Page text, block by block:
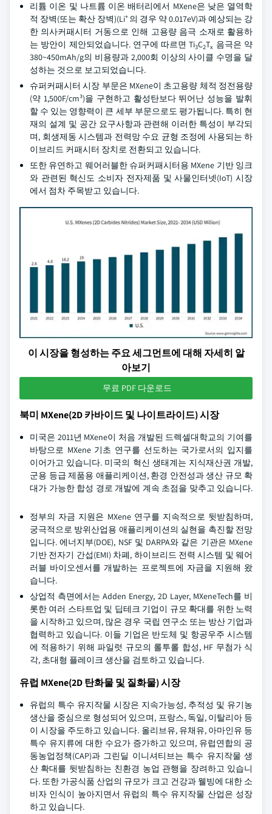
리튬 이온 및 나트륨 이온 배터리에서 MXene은 낮은 열역학
적 장벽(또는 확산 장벽)(Li+ 의 경우 약 0.017eV)과 예상되는 강
한 의사커패시터 거동으로 인해 고용량 음극 소재로 활용하
는 방안이 제안되었습니다. 연구에 따르면 Ti3C2Tx 음극은 약
380~450mAh/g의 비용량과 2,000회 이상의 사이클 수명을 달
성하는 것으로 보고되었습니다.
슈퍼커패시터 시장 부문은 MXene이 초고용량 체적 정전용량
(약 1,500F/cm³)을 구현하고 활성탄보다 뛰어난 성능을 발휘
할 수 있는 영향력이 큰 세부 부문으로도 평가됩니다. 특히 현
재의 설계 및 공간 요구사항과 관련해 이러한 특성이 부각되
며, 회생제동 시스템과 전력망 수요 균형 조정에 사용되는 하
이브리드 커패시터 장치로 전환되고 있습니다.
또한 유연하고 웨어러블한 슈퍼커패시터용 MXene 기반 잉크
와 관련된 혁신도 소비자 전자제품 및 사물인터넷(IoT) 시장
에서 점차 주목받고 있습니다.
이 시장을 형성하는 주요 세그먼트에 대해 자세히 알
아보기
무료 PDF 다운로드
북미 MXene(2D 카바이드 및 나이트라이드) 시장
미국은 2011년 MXene이 처음 개발된 드렉셀대학교의 기여를
바탕으로 MXene 기초 연구를 선도하는 국가로서의 입지를
이어가고 있습니다. 미국의 혁신 생태계는 지식재산권 개발,
군용 등급 제품용 애플리케이션, 환경 안전성과 생산 규모 확
대가 가능한 합성 경로 개발에 계속 초점을 맞추고 있습니다.
정부의 자금 지원은 MXene 연구를 지속적으로 뒷받침하며,
궁극적으로 방위산업용 애플리케이션의 실현을 촉진할 전망
입니다. 에너지부(DOE), NSF 및 DARPA와 같은 기관은 MXene
기반 전자기 간섭(EMI) 차폐, 하이브리드 전력 시스템 및 웨어
러블 바이오센서를 개발하는 프로젝트에 자금을 지원해 왔
습니다.
상업적 측면에서는 Adden Energy, 2D Layer, MXeneTech를 비
롯한 여러 스타트업 및 딥테크 기업이 규모 확대를 위한 노력
을 시작하고 있으며, 많은 경우 국립 연구소 또는 방산 기업과
협력하고 있습니다. 이들 기업은 반도체 및 항공우주 시스템
에 적용하기 위해 파일럿 규모의 롤투롤 합성, HF 무첨가 식
각, 초대형 플레이크 생산을 검토하고 있습니다.
유럽 MXene(2D 탄화물 및 질화물) 시장
유럽의 특수 유지작물 시장은 지속가능성, 추적성 및 유기농
생산을 중심으로 형성되어 있으며, 프랑스, 독일, 이탈리아 등
이 시장을 주도하고 있습니다. 올리브유, 유채유, 아마인유 등
특수 유지류에 대한 수요가 증가하고 있으며, 유럽연합의 공
동농업정책(CAP)과 그린딜 이니셔티브는 특수 유지작물 생
산 확대를 뒷받침하는 친환경 농업 관행을 장려하고 있습니
다. 또한 가공식품 산업의 규모가 크고 건강과 웰빙에 대한 소
비자 인식이 높아지면서 유럽의 특수 유지작물 산업은 성장
하고 있습니다.